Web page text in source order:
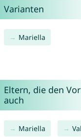
Varianten
Mariella
Eltern, die den
auch
Mariella